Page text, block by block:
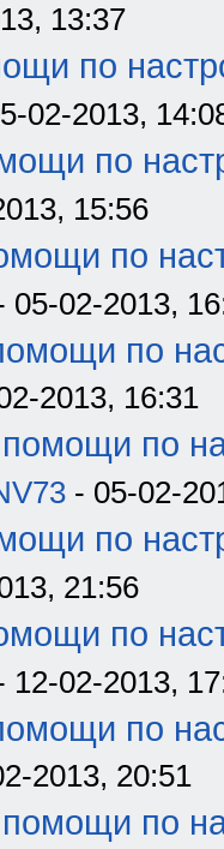
13:37
по
02-2013,
по
15:56
по
05-02-2013,
по
2013, 16:31
по
- 05-02-
по
21:56
по
12-02-2013,
по
2013, 20:51
по